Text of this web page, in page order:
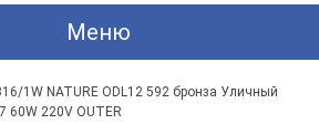
Меню
1W NATURE ODL12 592 бронза Уличный
60W 220V OUTER